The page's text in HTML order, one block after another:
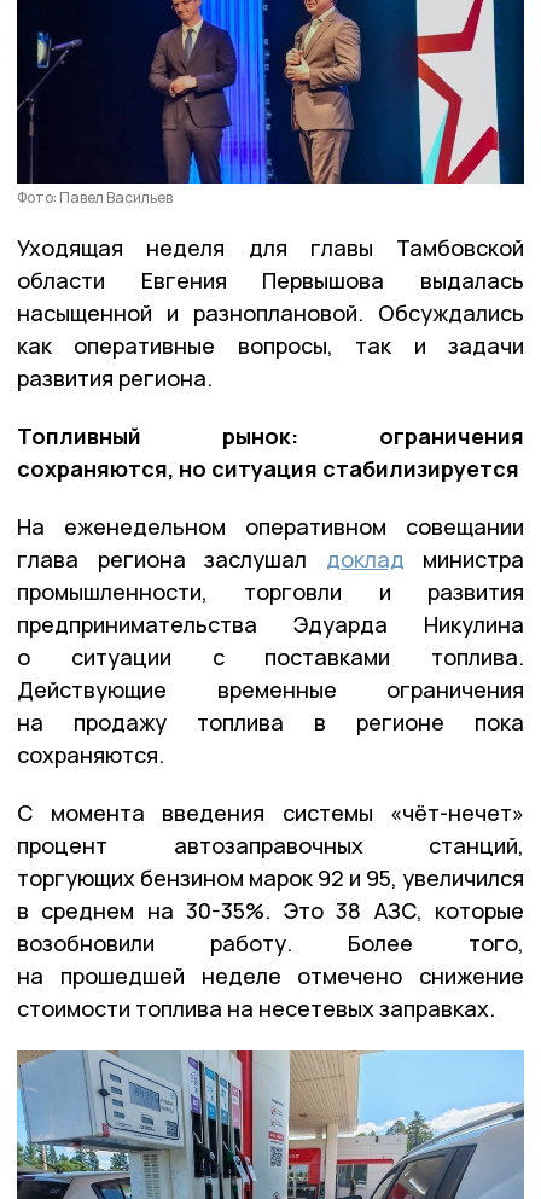
Фото: Павел Васильев
Уходящая неделя для главы Тамбовской
области Евгения Первышова выдалась
насыщенной и разноплановой. Обсуждались
как оперативные вопросы, так и задачи
развития региона.
Топливный рынок: ограничения
сохраняются, но ситуация стабилизируется
На еженедельном оперативном совещании
глава региона заслушал доклад министра
промышленности, торговли и развития
предпринимательства Эдуарда Никулина
о ситуации с поставками топлива.
Действующие временные ограничения
на продажу топлива в регионе пока
сохраняются.
С момента введения системы «чёт-нечет»
процент автозаправочных станций,
торгующих бензином марок 92 и 95, увеличился
в среднем на 30-35%. Это 38 АЗС, которые
возобновили работу. Более того,
на прошедшей неделе отмечено снижение
стоимости топлива на несетевых заправках.